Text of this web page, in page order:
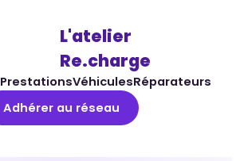
L'atelier
Re.charge
PrestationsVéhiculesRéparateurs
Adhérer au réseau